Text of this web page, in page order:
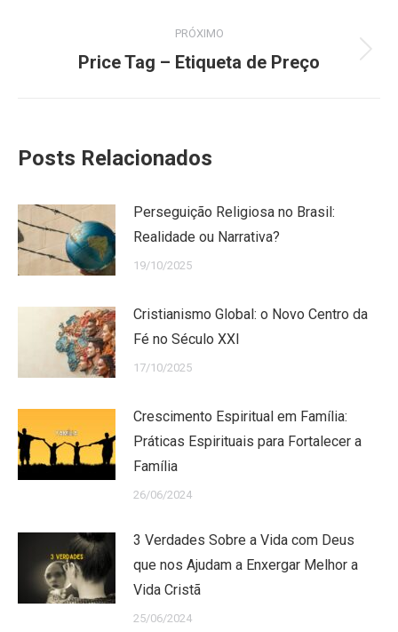
PRÓXIMO
Próximo
Price Tag – Etiqueta de Preço
Posts Relacionados
Perseguição Religiosa no Brasil:
Realidade ou Narrativa?
19/10/2025
Cristianismo Global: o Novo Centro da
Fé no Século XXI
17/10/2025
Crescimento Espiritual em Família:
Práticas Espirituais para Fortalecer a
Família
26/06/2024
3 Verdades Sobre a Vida com Deus
que nos Ajudam a Enxergar Melhor a
Vida Cristã
25/06/2024